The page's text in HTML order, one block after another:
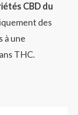
CBD du
des
à une
THC.